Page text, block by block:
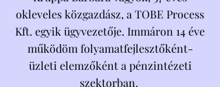
okleveles közgazdász, a TOBE Process
Kft. egyik ügyvezetője. Immáron 14 éve
működöm folyamatfejlesztőként-
üzleti elemzőként a pénzintézeti
szektorban.